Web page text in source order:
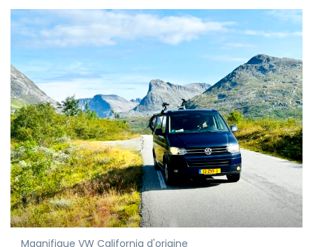
Magnifique VW California d'origine